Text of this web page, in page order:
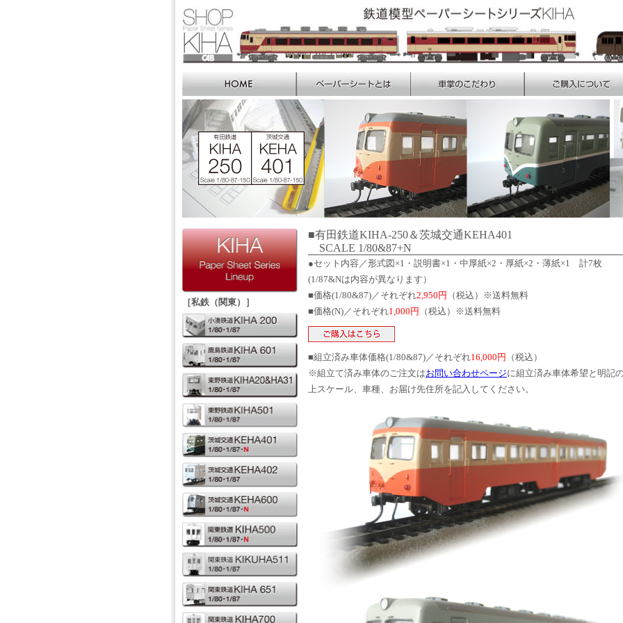
■有田鉄道KIHA-250＆茨城交通KEHA401
SCALE 1/80&87+N
●セット内容／形式図×1・説明書×1・中厚紙×2・厚紙×2・薄紙×1 計7枚
(1/87&Nは内容が異なります）
■価格(1/80&87)／それぞれ2,950円
（税込）※送料無料
■価格(N)／それぞれ1,000円 （税込）※送料無料
■組立済み車体価格(1/80&87)／それぞれ16,000円
（税込）
※組立て済み車体のご注文はお問い合わせページに組立済み車体希望と明記
上スケール、車種、お届け先住所を記入してください。
［私鉄（関東）］